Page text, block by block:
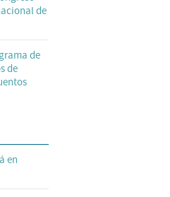
de
de
de
en